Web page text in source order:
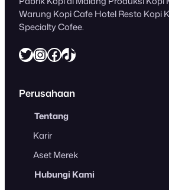
Warung Kopi Cafe Hotel Resto Kopi
Specialty Cofee.
Twitter InstagramFacebook https://www.tiktok.com/@freshcaff
Perusahaan
Tentang
Karir
Aset Merek
Hubungi Kami